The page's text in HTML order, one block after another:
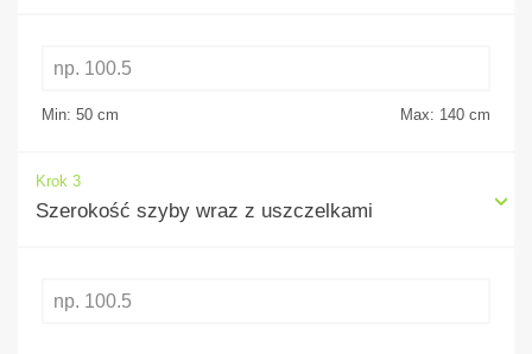
Min: 50 cm Max: 140 cm
Krok 3
Szerokość szyby wraz z uszczelkami